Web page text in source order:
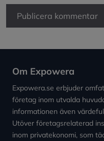
Om Expowera
Expowera.se erbjuder
företag inom utvalda
informationen även
Utöver företagsrelaterad
inom privatekonomi, som